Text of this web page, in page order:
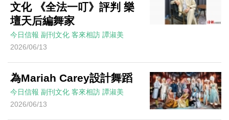
文化 《全法一叮》評判 樂
壇天后編舞家
今日信報 副刊文化 客來相訪 譚淑美
2026/06/13
為Mariah Carey設計舞蹈
今日信報 副刊文化 客來相訪 譚淑美
2026/06/13